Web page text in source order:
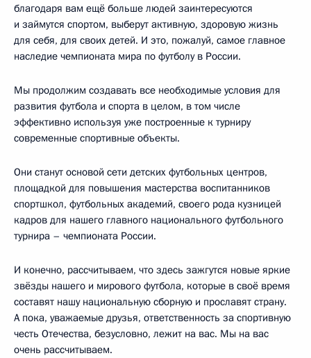
благодаря вам ещё больше людей заинтересуются
и займутся спортом, выберут активную, здоровую жизнь
для себя, для своих детей. И это, пожалуй, самое главное
наследие чемпионата мира по футболу в России.
Мы продолжим создавать все необходимые условия для
развития футбола и спорта в целом, в том числе
эффективно используя уже построенные к турниру
современные спортивные объекты.
Они станут основой сети детских футбольных центров,
площадкой для повышения мастерства воспитанников
спортшкол, футбольных академий, своего рода кузницей
кадров для нашего главного национального футбольного
турнира – чемпионата России.
И конечно, рассчитываем, что здесь зажгутся новые яркие
звёзды нашего и мирового футбола, которые в своё время
составят нашу национальную сборную и прославят страну.
А пока, уважаемые друзья, ответственность за спортивную
честь Отечества, безусловно, лежит на вас. Мы на вас
очень рассчитываем.